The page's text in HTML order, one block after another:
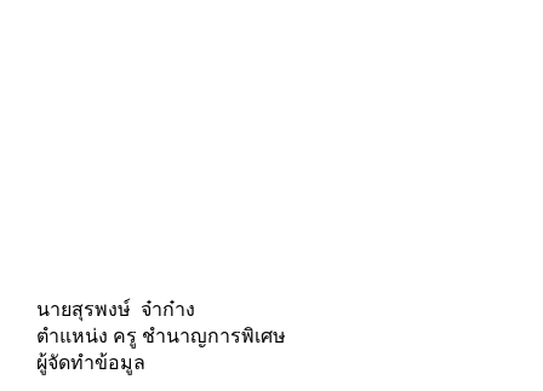
นายสุรพงษ์ จ๋าก๋าง
ตำแหน่ง ครู ชำนาญการพิเศษ
ผู้จัดทำข้อมูล